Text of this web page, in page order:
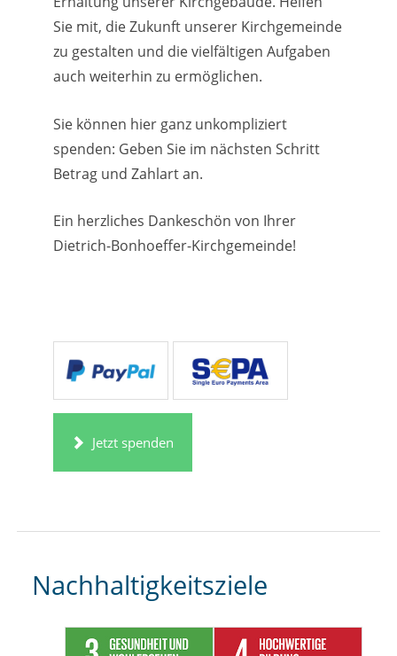
Sie mit, die Zukunft unserer Kirchgemeinde
zu gestalten und die vielfältigen Aufgaben
auch weiterhin zu ermöglichen.
Sie können hier ganz unkompliziert
spenden: Geben Sie im nächsten Schritt
Betrag und Zahlart an.
Ein herzliches Dankeschön von Ihrer
Dietrich-Bonhoeffer-Kirchgemeinde!
Jetzt spenden
Nachhaltigkeitsziele